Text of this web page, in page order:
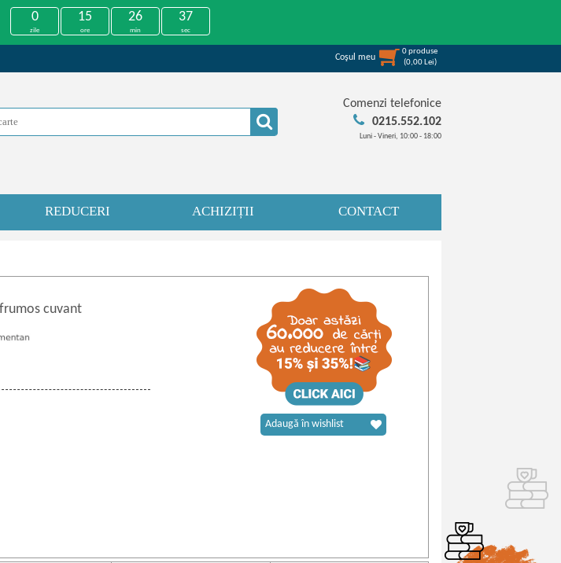
0
zile
15
ore
26
min
37
sec
Coşul meu
0produse
(0,00 Lei)
Comenzi telefonice
0215.552.102
Luni - Vineri, 10:00 - 18:00
REDUCERI ACHIZIȚII CONTACT
cuvant
Adaugă în wishlist